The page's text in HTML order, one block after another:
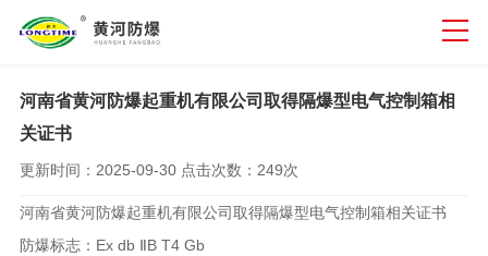
河南省黄河防爆起重机有限公司取得隔爆型电气控制箱相
关证书
更新时间： 2025-09-30 点击次数： 249次
河南省黄河防爆起重机有限公司取得隔爆型电气控制箱相关证书
防爆标志：Ex db ⅡB T4 Gb